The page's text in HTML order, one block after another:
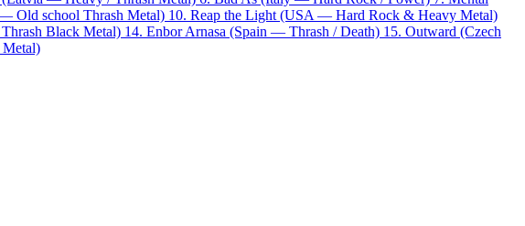
school Thrash Metal) 10. Reap the Light (USA — Hard Rock & Heavy Metal)
Black Metal) 14. Enbor Arnasa (Spain — Thrash / Death) 15. Outward (Czech